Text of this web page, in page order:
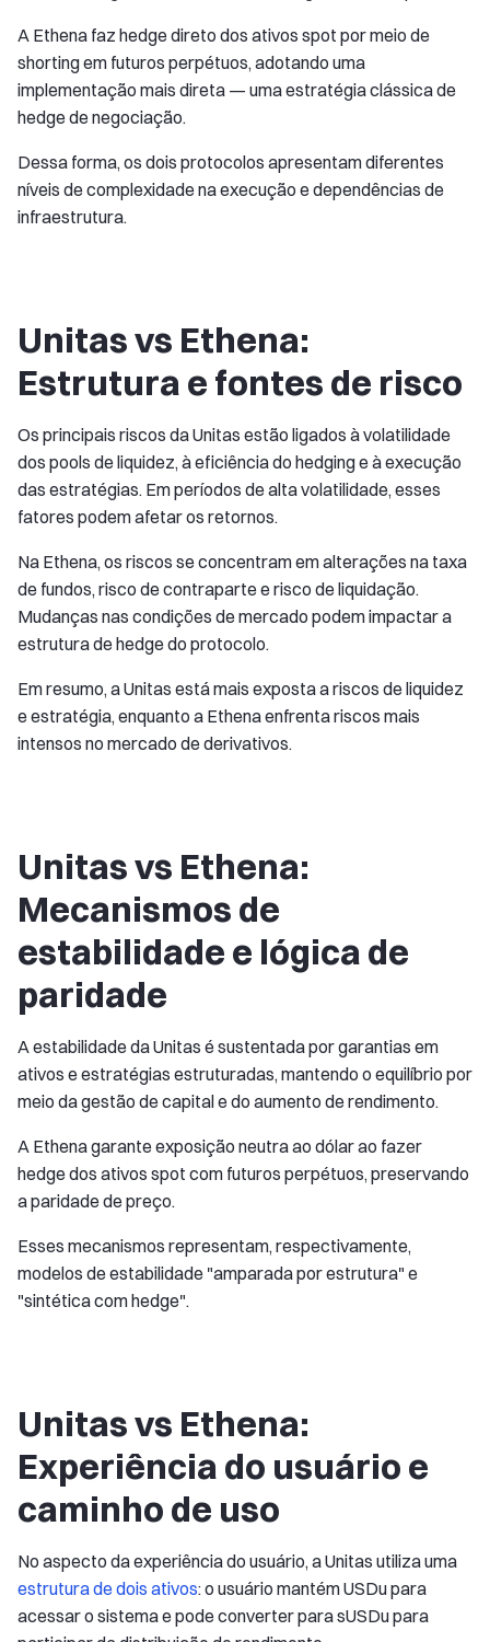
A Ethena faz hedge direto dos ativos spot por meio de
shorting em futuros perpétuos, adotando uma
implementação mais direta — uma estratégia clássica de
hedge de negociação.
Dessa forma, os dois protocolos apresentam diferentes
níveis de complexidade na execução e dependências de
infraestrutura.
Unitas vs Ethena:
Estrutura e fontes de risco
Os principais riscos da Unitas estão ligados à volatilidade
dos pools de liquidez, à eficiência do hedging e à execução
das estratégias. Em períodos de alta volatilidade, esses
fatores podem afetar os retornos.
Na Ethena, os riscos se concentram em alterações na taxa
de fundos, risco de contraparte e risco de liquidação.
Mudanças nas condições de mercado podem impactar a
estrutura de hedge do protocolo.
Em resumo, a Unitas está mais exposta a riscos de liquidez
e estratégia, enquanto a Ethena enfrenta riscos mais
intensos no mercado de derivativos.
Unitas vs Ethena:
Mecanismos de
estabilidade e lógica de
paridade
A estabilidade da Unitas é sustentada por garantias em
ativos e estratégias estruturadas, mantendo o equilíbrio por
meio da gestão de capital e do aumento de rendimento.
A Ethena garante exposição neutra ao dólar ao fazer
hedge dos ativos spot com futuros perpétuos, preservando
a paridade de preço.
Esses mecanismos representam, respectivamente,
modelos de estabilidade "amparada por estrutura" e
"sintética com hedge".
Unitas vs Ethena:
Experiência do usuário e
caminho de uso
No aspecto da experiência do usuário, a Unitas utiliza uma
estrutura de dois ativos: o usuário mantém USDu para
acessar o sistema e pode converter para sUSDu para